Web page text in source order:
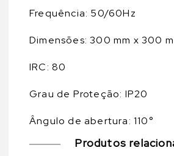
Frequência: 50/60Hz
Dimensões: 300 mm x 300
IRC: 80
Grau de Proteção: IP20
Ângulo de abertura: 110°
Produtos